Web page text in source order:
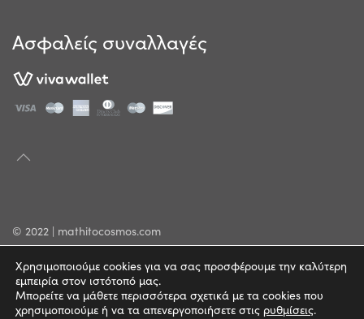
Ασφαλείς συναλλαγές
© 2022 | mathitocosmos.com
Πολιτική Απορρήτου
Όροι Χρήσης
Χρησιμοποιούμε cookies για να σας προσφέρουμε την καλύτερη
εμπειρία στον ιστότοπό μας.
Μπορείτε να μάθετε περισσότερα σχετικά με τα cookies που
χρησιμοποιούμε ή να τα απενεργοποιήσετε στις ρυθμίσεις.